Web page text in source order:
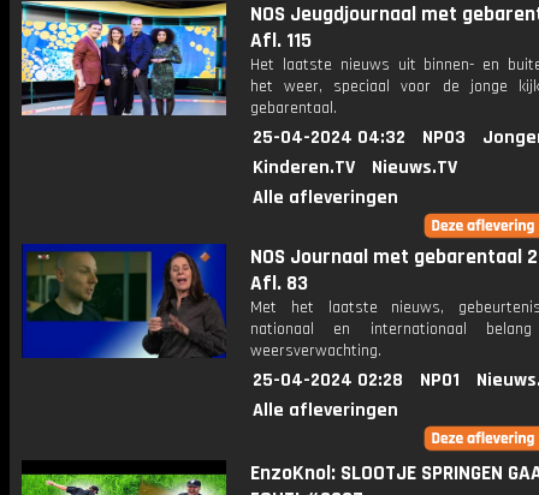
NOS Jeugdjournaal met
Afl. 115
Het laatste nieuws uit binnen- en
het weer, speciaal voor de jonge
gebarentaal.
25-04-2024 04:32 NPO3
Kinderen.TV
Nieuws.TV
Alle afleveringen
NOS Journaal met gebarentaal
Afl. 83
Met het laatste nieuws,
nationaal en internationaal
weersverwachting.
25-04-2024 02:28 NPO1
Alle afleveringen
EnzoKnol: SLOOTJE SPRINGEN